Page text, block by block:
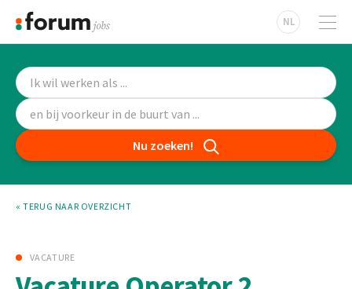
NL
Nu zoeken!
« TERUG NAAR OVERZICHT
VACATURE